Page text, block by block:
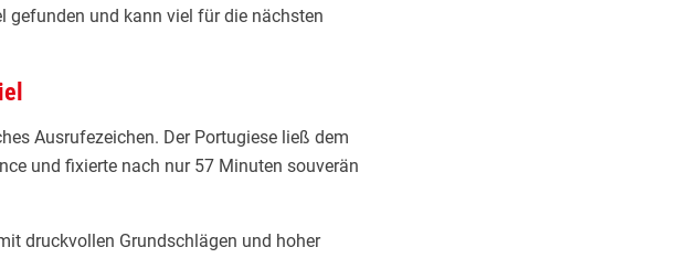
gefunden und kann viel für die nächsten
Ausrufezeichen. Der Portugiese ließ dem
und fixierte nach nur 57 Minuten souverän
druckvollen Grundschlägen und hoher